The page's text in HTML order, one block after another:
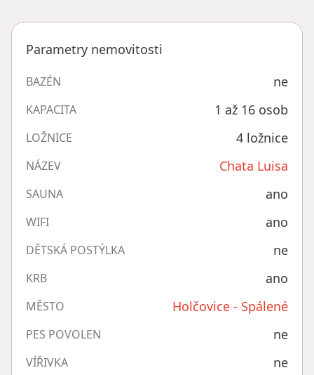
Parametry nemovitosti
BAZÉN ne
KAPACITA 1 až 16 osob
LOŽNICE 4 ložnice
NÁZEV Chata Luisa
SAUNA ano
WIFI ano
DĚTSKÁ POSTÝLKA ne
KRB ano
MĚSTO Holčovice - Spálené
PES POVOLEN ne
VÍŘIVKA ne